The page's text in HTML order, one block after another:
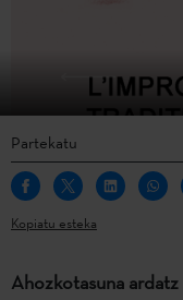
Partekatu
Kopiatu esteka
Ahozkotasuna ardatz